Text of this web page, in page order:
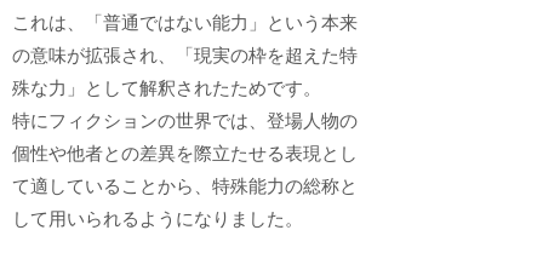
これは、「普通ではない能力」という本来
の意味が拡張され、「現実の枠を超えた特
殊な力」として解釈されたためです。
特にフィクションの世界では、登場人物の
個性や他者との差異を際立たせる表現とし
て適していることから、特殊能力の総称と
して用いられるようになりました。